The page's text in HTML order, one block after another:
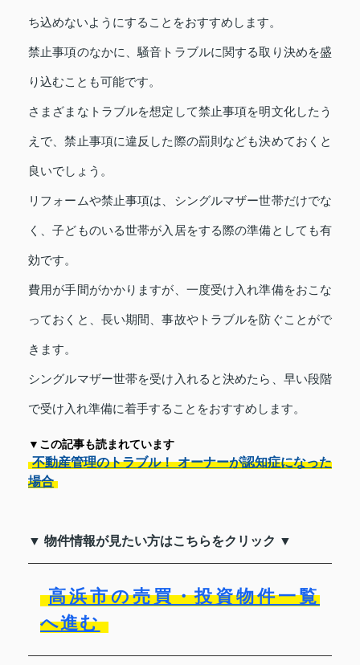
ち込めないようにすることをおすすめします。
禁止事項のなかに、騒音トラブルに関する取り決めを盛
り込むことも可能です。
さまざまなトラブルを想定して禁止事項を明文化したう
えで、禁止事項に違反した際の罰則なども決めておくと
良いでしょう。
リフォームや禁止事項は、シングルマザー世帯だけでな
く、子どものいる世帯が入居をする際の準備としても有
効です。
費用が手間がかかりますが、一度受け入れ準備をおこな
っておくと、長い期間、事故やトラブルを防ぐことがで
きます。
シングルマザー世帯を受け入れると決めたら、早い段階
で受け入れ準備に着手することをおすすめします。
▼この記事も読まれています
不動産管理のトラブル！ オーナーが認知症になった
場合
▼ 物件情報が見たい方はこちらをクリック ▼
高浜市の売買・投資物件一覧
へ進む